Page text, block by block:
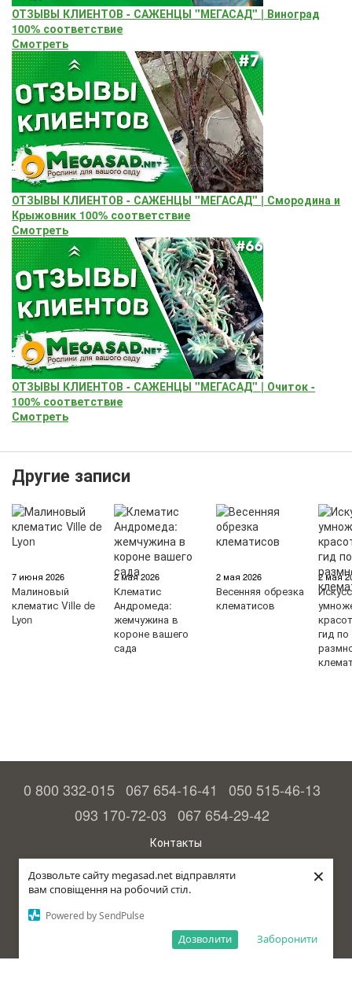
Дозвольте сайту megasad.net відправляти
вам сповіщення на робочий стіл.
Powered by SendPulse
Заборонити
Дозволити
×
ОТЗЫВЫ КЛИЕНТОВ - САЖЕНЦЫ "МЕГАСАД" | Виноград
100% соответствие
Смотреть
ОТЗЫВЫ КЛИЕНТОВ - САЖЕНЦЫ "МЕГАСАД" | Смородина и
Крыжовник 100% соответствие
Смотреть
ОТЗЫВЫ КЛИЕНТОВ - САЖЕНЦЫ "МЕГАСАД" | Очиток -
100% соответствие
Смотреть
Другие записи
7 июня 2026
Малиновый
клематис Ville de
Lyon
2 мая 2026
Клематис
Андромеда:
жемчужина в
короне вашего
сада
2 мая 2026
Весенняя обрезка
клематисов
2 мая
гид по
0 800 332-015 067 654-16-41
050 515-46-13
093 170-72-03 067 654-29-42
Контакты
Полная версия сайта
© 2015—2026
Megasad - гарантия высокого урожая
Укр